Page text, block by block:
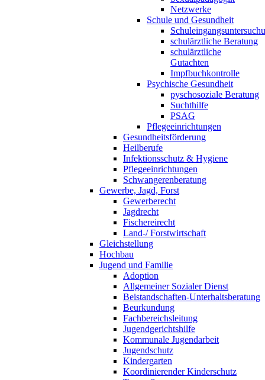
Netzwerke
Schule und Gesundheit
schulärztliche Beratung
schulärztliche
Gutachten
Impfbuchkontrolle
Psychische Gesundheit
pyschosoziale Beratung
Suchthilfe
PSAG
Pflegeeinrichtungen
Gesundheitsförderung
Heilberufe
Infektionsschutz & Hygiene
Pflegeeinrichtungen
Schwangerenberatung
Gewerbe, Jagd, Forst
Gewerberecht
Jagdrecht
Fischereirecht
Land-/ Forstwirtschaft
Gleichstellung
Hochbau
Jugend und Familie
Adoption
Allgemeiner Sozialer Dienst
Beistandschaften-Unterhaltsberatung
Beurkundung
Fachbereichsleitung
Jugendgerichtshilfe
Kommunale Jugendarbeit
Jugendschutz
Kindergarten
Koordinierender Kinderschutz